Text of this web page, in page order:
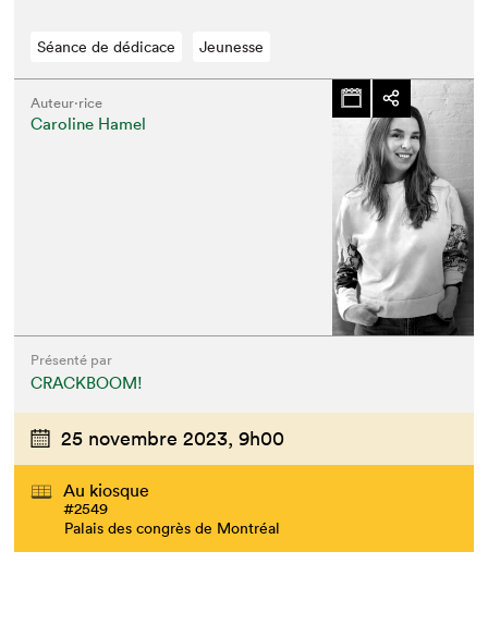
Que cherchez-vous?
Séance de dédicace Jeunesse
Auteur·rice
Caroline Hamel
Présenté par
CRACKBOOM!
25 novembre 2023, 9h00
Au kiosque
#2549
Palais des congrès de Montréal